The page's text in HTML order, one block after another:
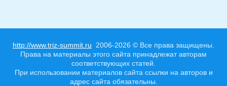
http://www.triz-summit.ru 2006-2026 © Все права защищены.
Права на материалы этого сайта принадлежат авторам
соответствующих статей.
При использовании материалов сайта ссылки на авторов и
адрес сайта обязательны.